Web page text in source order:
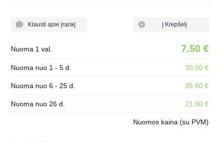
Klausti apie įrankį Į Krepšelį
Nuoma 1 val. 7.50 €
Nuoma nuo 1 - 5 d. 30.00 €
Nuoma nuo 6 - 25 d. 25.50 €
Nuoma nuo 26 d. 21.00 €
Nuomos kaina (su PVM)